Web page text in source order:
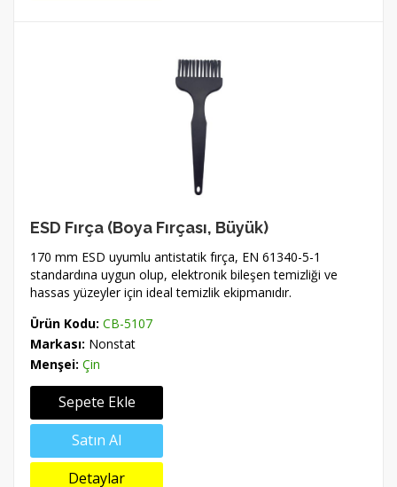
ESD Fırça (Boya Fırçası, Büyük)
170 mm ESD uyumlu antistatik fırça, EN 61340-5-1
standardına uygun olup, elektronik bileşen temizliği ve
hassas yüzeyler için ideal temizlik ekipmanıdır.
Ürün Kodu: CB-5107
Markası: Nonstat
Menşei: Çin
Sepete Ekle
Satın Al
Detaylar